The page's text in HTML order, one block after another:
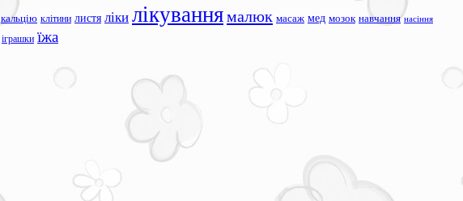
кальцію клітини листя ліки лікуваннямалюк масаж мед мозок навчання насіння
іграшки їжа